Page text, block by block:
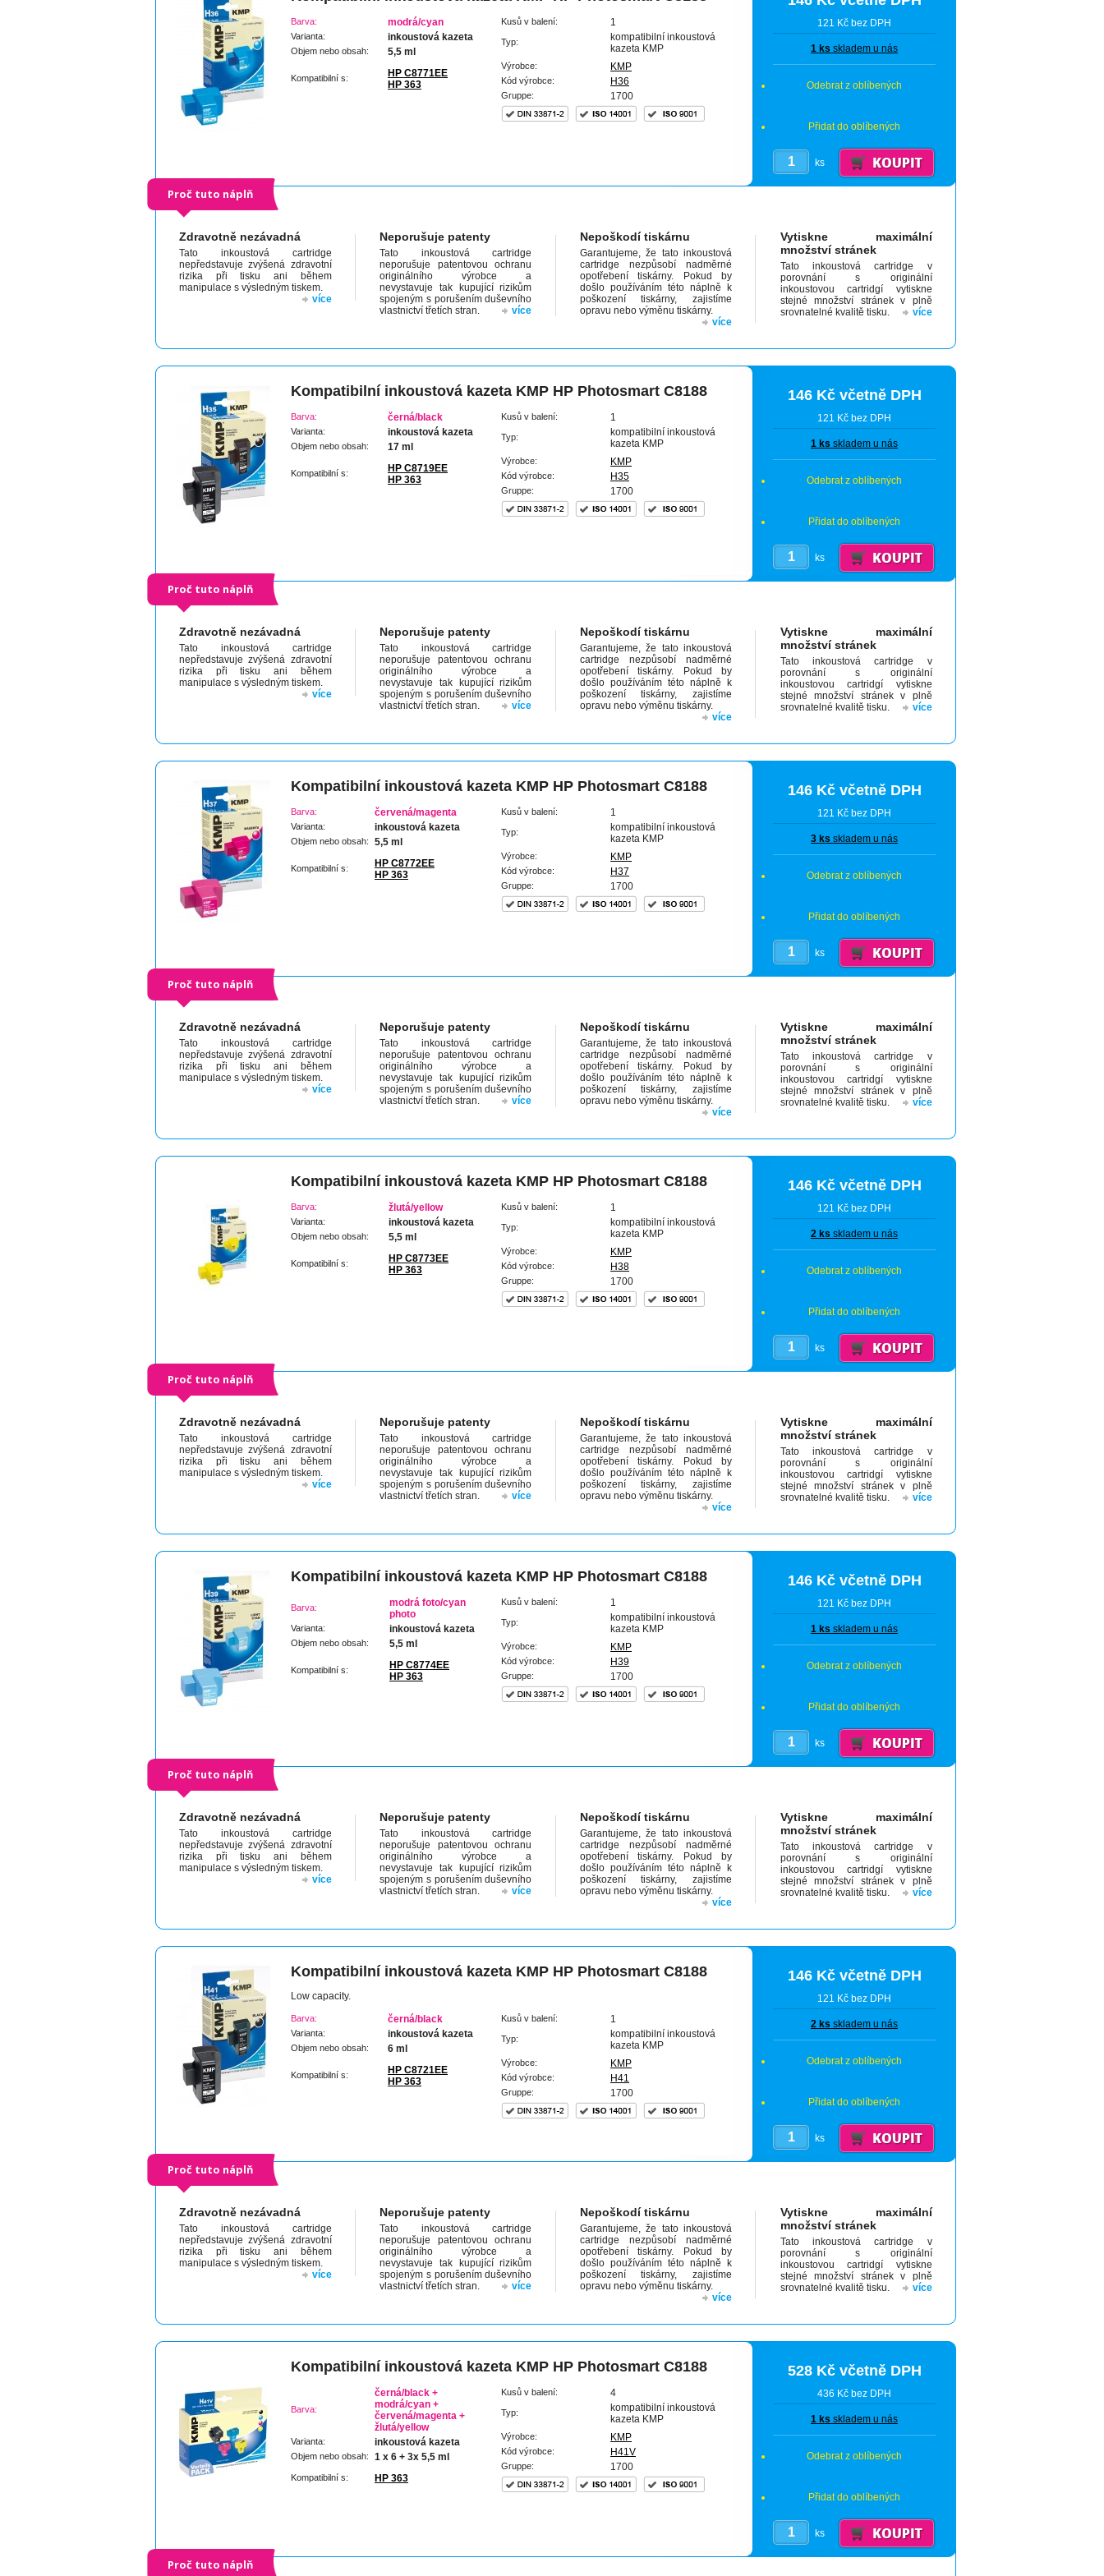
Barva: modrá/cyan
Varianta: inkoustová kazeta
Objem nebo obsah: 5,5 ml
Kompatibilní s:
HP C8771EE
HP 363
Kusů v balení: 1
Typ:
kompatibilní inkoustová
kazeta KMP
Výrobce: KMP
Kód výrobce: H36
Gruppe: 1700
121 Kč bez DPH
1 ks skladem u nás
Odebrat z oblíbených
Přidat do oblíbených
ks
Proč tuto náplň
Zdravotně nezávadná
Tato inkoustová cartridge
nepředstavuje zvýšená zdravotní
rizika při tisku ani během
manipulace s výsledným tiskem.
více
Neporušuje patenty
Tato inkoustová cartridge
neporušuje patentovou ochranu
originálního výrobce a
nevystavuje tak kupující rizikům
spojeným s porušením duševního
vlastnictví třetích stran.
více
Nepoškodí tiskárnu
Garantujeme, že tato inkoustová
cartridge nezpůsobí nadměrné
opotřebení tiskárny. Pokud by
došlo používáním této náplně k
poškození tiskárny, zajistíme
opravu nebo výměnu tiskárny.
více
Vytiskne maximální
množství stránek
Tato inkoustová cartridge v
porovnání s originální
inkoustovou cartridgí vytiskne
stejné množství stránek v plně
srovnatelné kvalitě tisku.
více
Kompatibilní inkoustová kazeta KMP HP Photosmart C8188
Barva: černá/black
Varianta: inkoustová kazeta
Objem nebo obsah: 17 ml
Kompatibilní s:
HP C8719EE
HP 363
Kusů v balení: 1
Typ:
kompatibilní inkoustová
kazeta KMP
Výrobce: KMP
Kód výrobce: H35
Gruppe: 1700
146 Kč včetně DPH
121 Kč bez DPH
1 ks skladem u nás
Odebrat z oblíbených
Přidat do oblíbených
ks
Proč tuto náplň
Zdravotně nezávadná
Tato inkoustová cartridge
nepředstavuje zvýšená zdravotní
rizika při tisku ani během
manipulace s výsledným tiskem.
více
Neporušuje patenty
Tato inkoustová cartridge
neporušuje patentovou ochranu
originálního výrobce a
nevystavuje tak kupující rizikům
spojeným s porušením duševního
vlastnictví třetích stran.
více
Nepoškodí tiskárnu
Garantujeme, že tato inkoustová
cartridge nezpůsobí nadměrné
opotřebení tiskárny. Pokud by
došlo používáním této náplně k
poškození tiskárny, zajistíme
opravu nebo výměnu tiskárny.
více
Vytiskne maximální
množství stránek
Tato inkoustová cartridge v
porovnání s originální
inkoustovou cartridgí vytiskne
stejné množství stránek v plně
srovnatelné kvalitě tisku.
více
Kompatibilní inkoustová kazeta KMP HP Photosmart C8188
Barva: červená/magenta
Varianta: inkoustová kazeta
Objem nebo obsah: 5,5 ml
Kompatibilní s:
HP C8772EE
HP 363
Kusů v balení: 1
Typ:
kompatibilní inkoustová
kazeta KMP
Výrobce: KMP
Kód výrobce: H37
Gruppe: 1700
146 Kč včetně DPH
121 Kč bez DPH
3 ks skladem u nás
Odebrat z oblíbených
Přidat do oblíbených
ks
Proč tuto náplň
Zdravotně nezávadná
Tato inkoustová cartridge
nepředstavuje zvýšená zdravotní
rizika při tisku ani během
manipulace s výsledným tiskem.
více
Neporušuje patenty
Tato inkoustová cartridge
neporušuje patentovou ochranu
originálního výrobce a
nevystavuje tak kupující rizikům
spojeným s porušením duševního
vlastnictví třetích stran.
více
Nepoškodí tiskárnu
Garantujeme, že tato inkoustová
cartridge nezpůsobí nadměrné
opotřebení tiskárny. Pokud by
došlo používáním této náplně k
poškození tiskárny, zajistíme
opravu nebo výměnu tiskárny.
více
Vytiskne maximální
množství stránek
Tato inkoustová cartridge v
porovnání s originální
inkoustovou cartridgí vytiskne
stejné množství stránek v plně
srovnatelné kvalitě tisku.
více
Kompatibilní inkoustová kazeta KMP HP Photosmart C8188
Barva: žlutá/yellow
Varianta: inkoustová kazeta
Objem nebo obsah: 5,5 ml
Kompatibilní s:
HP C8773EE
HP 363
Kusů v balení: 1
Typ:
kompatibilní inkoustová
kazeta KMP
Výrobce: KMP
Kód výrobce: H38
Gruppe: 1700
146 Kč včetně DPH
121 Kč bez DPH
2 ks skladem u nás
Odebrat z oblíbených
Přidat do oblíbených
ks
Proč tuto náplň
Zdravotně nezávadná
Tato inkoustová cartridge
nepředstavuje zvýšená zdravotní
rizika při tisku ani během
manipulace s výsledným tiskem.
více
Neporušuje patenty
Tato inkoustová cartridge
neporušuje patentovou ochranu
originálního výrobce a
nevystavuje tak kupující rizikům
spojeným s porušením duševního
vlastnictví třetích stran.
více
Nepoškodí tiskárnu
Garantujeme, že tato inkoustová
cartridge nezpůsobí nadměrné
opotřebení tiskárny. Pokud by
došlo používáním této náplně k
poškození tiskárny, zajistíme
opravu nebo výměnu tiskárny.
více
Vytiskne maximální
množství stránek
Tato inkoustová cartridge v
porovnání s originální
inkoustovou cartridgí vytiskne
stejné množství stránek v plně
srovnatelné kvalitě tisku.
více
Kompatibilní inkoustová kazeta KMP HP Photosmart C8188
Barva:
modrá foto/cyan
photo
Varianta: inkoustová kazeta
Objem nebo obsah: 5,5 ml
Kompatibilní s:
HP C8774EE
HP 363
Kusů v balení: 1
Typ:
kompatibilní inkoustová
kazeta KMP
Výrobce: KMP
Kód výrobce: H39
Gruppe: 1700
146 Kč včetně DPH
121 Kč bez DPH
1 ks skladem u nás
Odebrat z oblíbených
Přidat do oblíbených
ks
Proč tuto náplň
Zdravotně nezávadná
Tato inkoustová cartridge
nepředstavuje zvýšená zdravotní
rizika při tisku ani během
manipulace s výsledným tiskem.
více
Neporušuje patenty
Tato inkoustová cartridge
neporušuje patentovou ochranu
originálního výrobce a
nevystavuje tak kupující rizikům
spojeným s porušením duševního
vlastnictví třetích stran.
více
Nepoškodí tiskárnu
Garantujeme, že tato inkoustová
cartridge nezpůsobí nadměrné
opotřebení tiskárny. Pokud by
došlo používáním této náplně k
poškození tiskárny, zajistíme
opravu nebo výměnu tiskárny.
více
Vytiskne maximální
množství stránek
Tato inkoustová cartridge v
porovnání s originální
inkoustovou cartridgí vytiskne
stejné množství stránek v plně
srovnatelné kvalitě tisku.
více
Kompatibilní inkoustová kazeta KMP HP Photosmart C8188
Low capacity.
Barva: černá/black
Varianta: inkoustová kazeta
Objem nebo obsah: 6 ml
Kompatibilní s:
HP C8721EE
HP 363
Kusů v balení: 1
Typ:
kompatibilní inkoustová
kazeta KMP
Výrobce: KMP
Kód výrobce: H41
Gruppe: 1700
146 Kč včetně DPH
121 Kč bez DPH
2 ks skladem u nás
Odebrat z oblíbených
Přidat do oblíbených
ks
Proč tuto náplň
Zdravotně nezávadná
Tato inkoustová cartridge
nepředstavuje zvýšená zdravotní
rizika při tisku ani během
manipulace s výsledným tiskem.
více
Neporušuje patenty
Tato inkoustová cartridge
neporušuje patentovou ochranu
originálního výrobce a
nevystavuje tak kupující rizikům
spojeným s porušením duševního
vlastnictví třetích stran.
více
Nepoškodí tiskárnu
Garantujeme, že tato inkoustová
cartridge nezpůsobí nadměrné
opotřebení tiskárny. Pokud by
došlo používáním této náplně k
poškození tiskárny, zajistíme
opravu nebo výměnu tiskárny.
více
Vytiskne maximální
množství stránek
Tato inkoustová cartridge v
porovnání s originální
inkoustovou cartridgí vytiskne
stejné množství stránek v plně
srovnatelné kvalitě tisku.
více
Kompatibilní inkoustová kazeta KMP HP Photosmart C8188
Barva:
černá/black +
modrá/cyan +
červená/magenta +
žlutá/yellow
Varianta: inkoustová kazeta
Objem nebo obsah: 1 x 6 + 3x 5,5 ml
Kompatibilní s: HP 363
Kusů v balení: 4
Typ:
kompatibilní inkoustová
kazeta KMP
Výrobce: KMP
Kód výrobce: H41V
Gruppe: 1700
528 Kč včetně DPH
436 Kč bez DPH
1 ks skladem u nás
Odebrat z oblíbených
Přidat do oblíbených
ks
Proč tuto náplň